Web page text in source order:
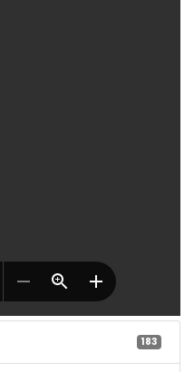
183